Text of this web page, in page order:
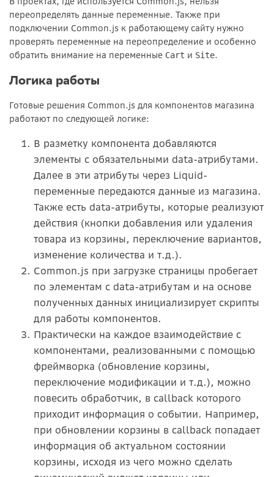
переопределять данные переменные. Также при
подключении Common.js к работающему сайту нужно
проверять переменные на переопределение и особенно
обратить внимание на переменные Cart и Site.
Логика работы
Готовые решения Common.js для компонентов магазина
работают по следующей логике:
В разметку компонента добавляются
элементы с обязательными data-атрибутами.
Далее в эти атрибуты через Liquid-
переменные передаются данные из магазина.
Также есть data-атрибуты, которые реализуют
действия (кнопки добавления или удаления
товара из корзины, переключение вариантов,
изменение количества и т.д.).
Common.js при загрузке страницы пробегает
по элементам с data-атрибутам и на основе
полученных данных инициализирует скрипты
для работы компонентов.
Практически на каждое взаимодействие с
компонентами, реализованными с помощью
фреймворка (обновление корзины,
переключение модификации и т.д.), можно
повесить обработчик, в callback которого
приходит информация о событии. Например,
при обновлении корзины в callback попадает
информация об актуальном состоянии
корзины, исходя из чего можно сделать